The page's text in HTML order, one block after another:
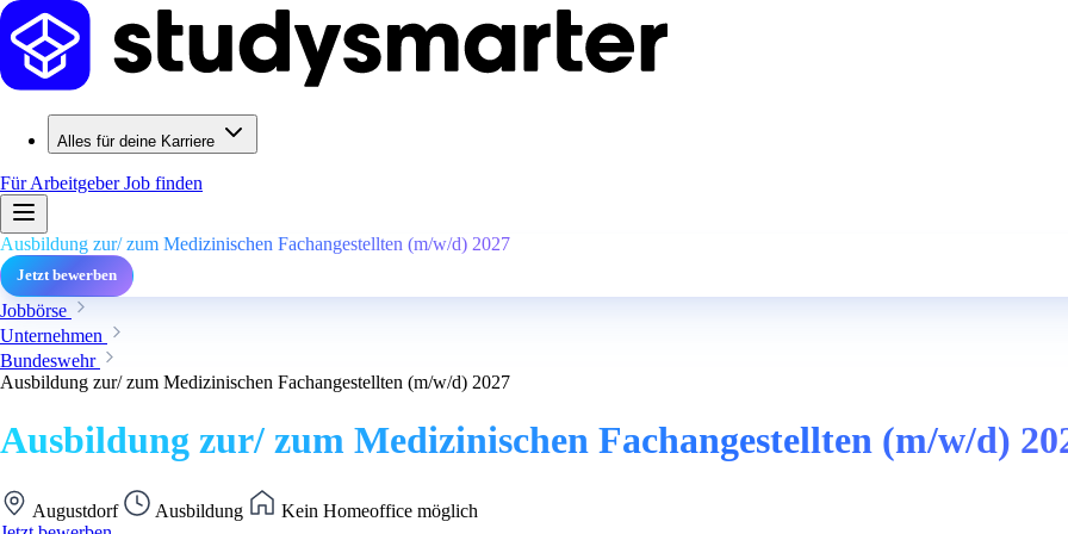
Alles für deine Karriere
Für ArbeitgeberJob finden
Ausbildung zur/ zum Medizinischen Fachangestellten (m/w/d) 2027
Jetzt bewerben
Jobbörse
Unternehmen
Bundeswehr
Ausbildung zur/ zum Medizinischen Fachangestellten (m/w/d) 2027
Ausbildung zur/ zum Medizinischen Fachangestellten (m/w/d)
Augustdorf Ausbildung
Kein Homeoffice möglich